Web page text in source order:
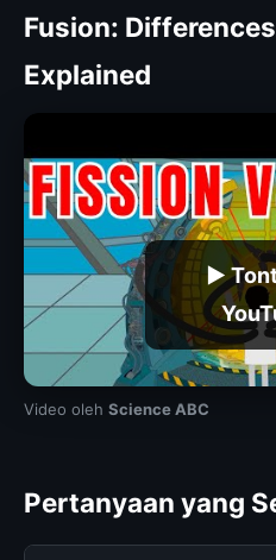
Fusion:
Explained
▶
Video oleh Science ABC
Pertanyaan yang